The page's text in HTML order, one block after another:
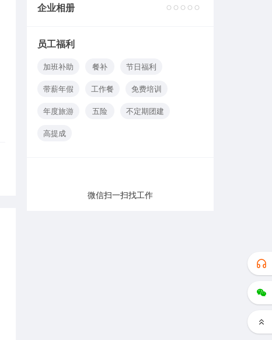
企业相册 2 3 4 5 6
员工福利
加班补助 餐补
节日福利
带薪年假
工作餐
免费培训
年度旅游
五险
不定期团建
高提成
微信扫一扫找工作